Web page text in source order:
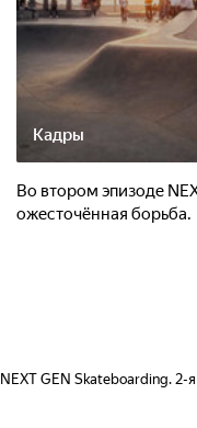
Кадры
Во втором эпизоде
ожесточённая борьба.
NEXT GEN Skateboarding. 2-